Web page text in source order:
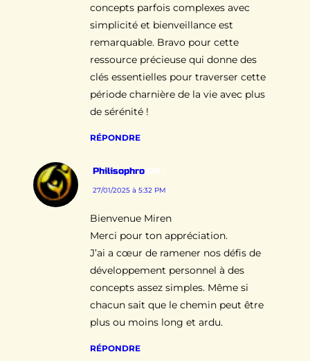
concepts parfois complexes avec
simplicité et bienveillance est
remarquable. Bravo pour cette
ressource précieuse qui donne des
clés essentielles pour traverser cette
période charnière de la vie avec plus
de sérénité !
RÉPONDRE
Philisophro Dit :
27/01/2025 à 5:32 PM
Bienvenue Miren
Merci pour ton appréciation.
J’ai a cœur de ramener nos défis de
développement personnel à des
concepts assez simples. Même si
chacun sait que le chemin peut être
plus ou moins long et ardu.
RÉPONDRE